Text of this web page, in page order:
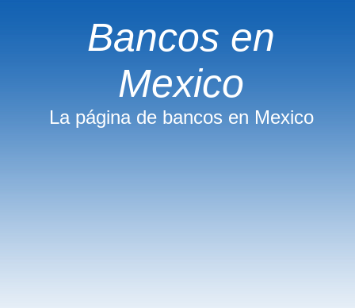
Bancos en
Mexico
La página de bancos en Mexico